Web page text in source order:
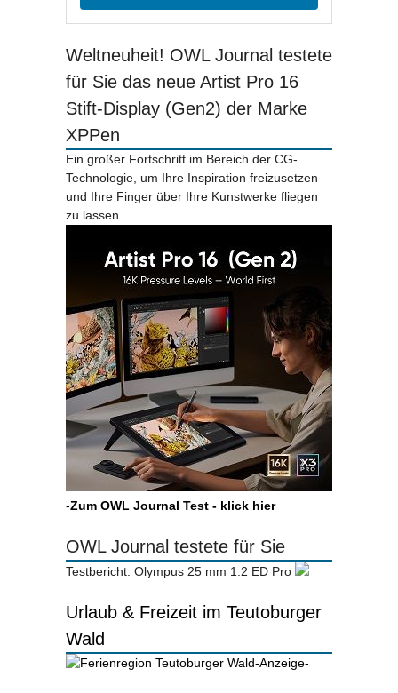
Weltneuheit! OWL Journal testete
für Sie das neue Artist Pro 16
Stift-Display (Gen2) der Marke
XPPen
Ein großer Fortschritt im Bereich der CG-
Technologie, um Ihre Inspiration freizusetzen
und Ihre Finger über Ihre Kunstwerke fliegen
zu lassen.
-Zum OWL Journal Test - klick hier
OWL Journal testete für Sie
Testbericht: Olympus 25 mm 1.2 ED Pro
Urlaub & Freizeit im Teutoburger
Wald
-Anzeige-